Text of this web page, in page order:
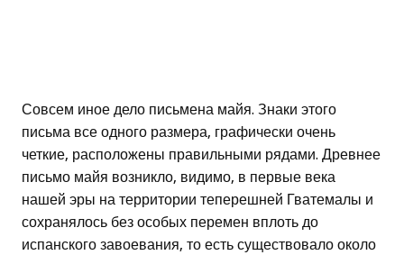
Совсем иное дело письмена майя. Знаки этого
письма все одного размера, графически очень
четкие, расположены правильными рядами. Древнее
письмо майя возникло, видимо, в первые века
нашей эры на территории теперешней Гватемалы и
сохранялось без особых перемен вплоть до
испанского завоевания, то есть существовало около